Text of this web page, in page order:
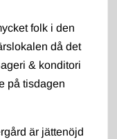
folk i den
då det
& konditori
på tisdagen
är jättenöjd